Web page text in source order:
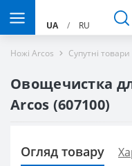
UA / RU
Ножі Arcos Супутні товари
Овощечистка
Arcos (607100)
Огляд товару